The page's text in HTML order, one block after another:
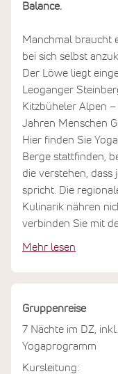
Balance.
Manchmal braucht
bei sich selbst
Der Löwe liegt
Leoganger
Kitzbüheler Alpen
Jahren Menschen
Hier finden Sie
Berge stattfinden,
die verstehen, dass
spricht. Die
Kulinarik nähren
verbinden Sie mit
Entspannung. Was
Mehr lesen
Gruppenreise
7 Nächte im DZ,
Yogaprogramm
Kursleitung: